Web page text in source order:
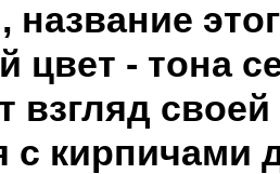
- тона
взгляд
с кирпичами